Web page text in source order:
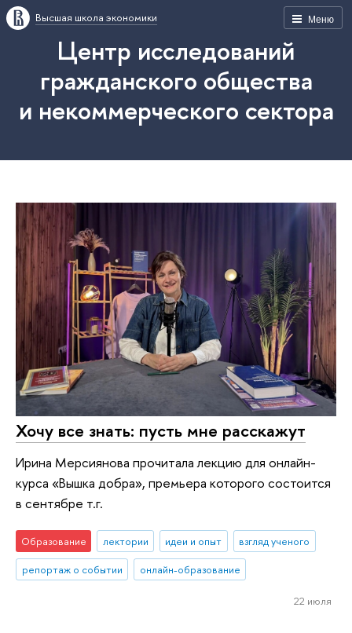
Меню
Высшая школа экономики
Центр исследований
гражданского общества
и некоммерческого сектора
Хочу все знать: пусть мне расскажут
Ирина Мерсиянова прочитала лекцию для онлайн-
курса «Вышка добра», премьера которого состоится
в сентябре т.г.
Образование лектории идеи и опыт
взгляд ученого
репортаж о событии
онлайн-образование
22 июля